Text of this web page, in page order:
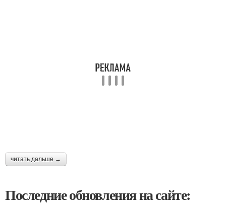
читать дальше →
Последние обновления на сайте: